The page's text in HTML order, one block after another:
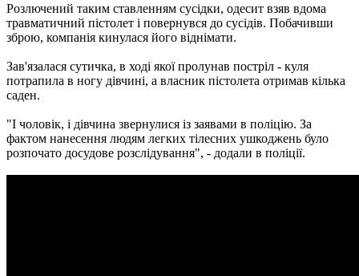
Розлючений таким ставленням сусідки, одесит взяв вдома
травматичний пістолет і повернувся до сусідів. Побачивши
зброю, компанія кинулася його віднімати.
Зав'язалася сутичка, в ході якої пролунав постріл - куля
потрапила в ногу дівчині, а власник пістолета отримав кілька
саден.
"І чоловік, і дівчина звернулися із заявами в поліцію. За
фактом нанесення людям легких тілесних ушкоджень було
розпочато досудове розслідування", - додали в поліції.